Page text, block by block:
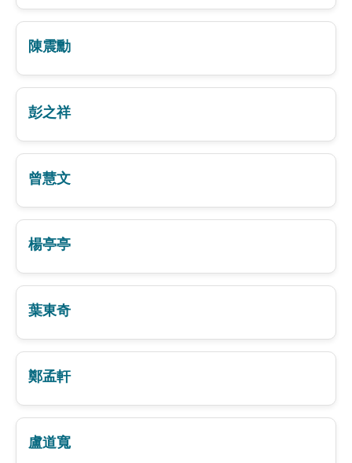
陳震勳
彭之祥
曾慧文
楊亭亭
葉東奇
鄭孟軒
盧道寬